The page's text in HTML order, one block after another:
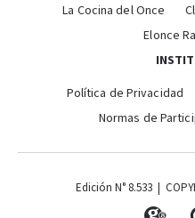
La Cocina del Once
Elonce
Política de Privacidad
Normas de
Edición N° 8.533 |